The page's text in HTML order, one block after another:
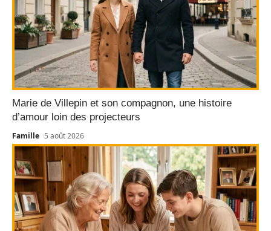
Marie de Villepin et son compagnon, une histoire
d’amour loin des projecteurs
Famille 5 août 2026